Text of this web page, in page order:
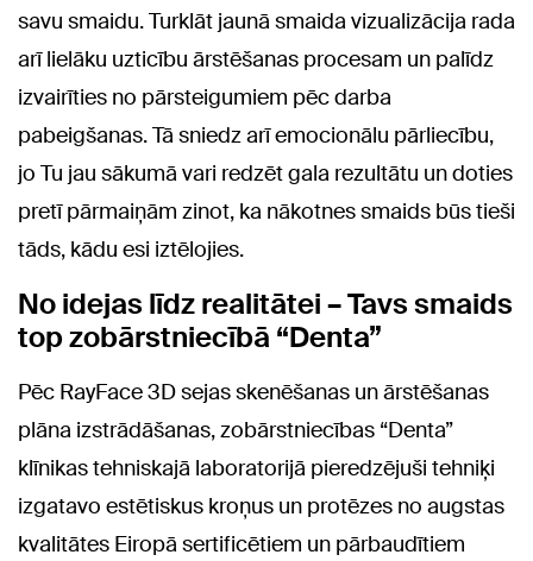
savu smaidu. Turklāt jaunā smaida vizualizācija rada
arī lielāku uzticību ārstēšanas procesam un palīdz
izvairīties no pārsteigumiem pēc darba
pabeigšanas. Tā sniedz arī emocionālu pārliecību,
jo Tu jau sākumā vari redzēt gala rezultātu un doties
pretī pārmaiņām zinot, ka nākotnes smaids būs tieši
tāds, kādu esi iztēlojies.
No idejas līdz realitātei – Tavs smaids
top zobārstniecībā “Denta”
Pēc RayFace 3D sejas skenēšanas un ārstēšanas
plāna izstrādāšanas, zobārstniecības “Denta”
klīnikas tehniskajā laboratorijā pieredzējuši tehniķi
izgatavo estētiskus kroņus un protēzes no augstas
kvalitātes Eiropā sertificētiem un pārbaudītiem